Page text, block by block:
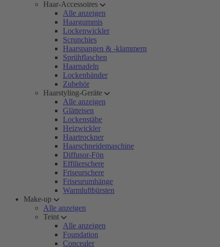
Haar-Accessoires
Alle anzeigen
Haargummis
Lockenwickler
Scrunchies
Haarspangen & -klammern
Sprühflaschen
Haarnadeln
Lockenbänder
Zubehör
Haarstyling-Geräte
Alle anzeigen
Glätteisen
Lockenstäbe
Heizwickler
Haartrockner
Haarschneidemaschine
Diffusor-Fön
Effilierschere
Friseurschere
Friseurumhänge
Warmluftbürsten
Make-up
Alle anzeigen
Teint
Alle anzeigen
Foundation
Concealer